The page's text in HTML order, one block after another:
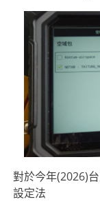
對於今年(2026)
設定法